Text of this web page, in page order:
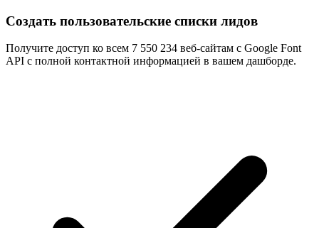
Создать пользовательские списки лидов
Получите доступ ко всем 7 550 234 веб-сайтам с Google Font
API с полной контактной информацией в вашем дашборде.